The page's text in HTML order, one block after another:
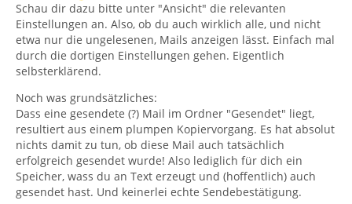
Schau dir dazu bitte unter "Ansicht" die relevanten
Einstellungen an. Also, ob du auch wirklich alle, und nicht
etwa nur die ungelesenen, Mails anzeigen lässt. Einfach mal
durch die dortigen Einstellungen gehen. Eigentlich
selbsterklärend.
Noch was grundsätzliches:
Dass eine gesendete (?) Mail im Ordner "Gesendet" liegt,
resultiert aus einem plumpen Kopiervorgang. Es hat absolut
nichts damit zu tun, ob diese Mail auch tatsächlich
erfolgreich gesendet wurde! Also lediglich für dich ein
Speicher, wass du an Text erzeugt und (hoffentlich) auch
gesendet hast. Und keinerlei echte Sendebestätigung.